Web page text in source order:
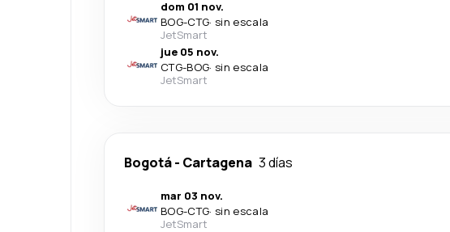
dom 01 nov.
BOG-CTG· sin escala
JetSmart
jue 05 nov.
CTG-BOG· sin escala
JetSmart
Bogotá- Cartagena 3 días
mar 03 nov.
BOG-CTG· sin escala
JetSmart